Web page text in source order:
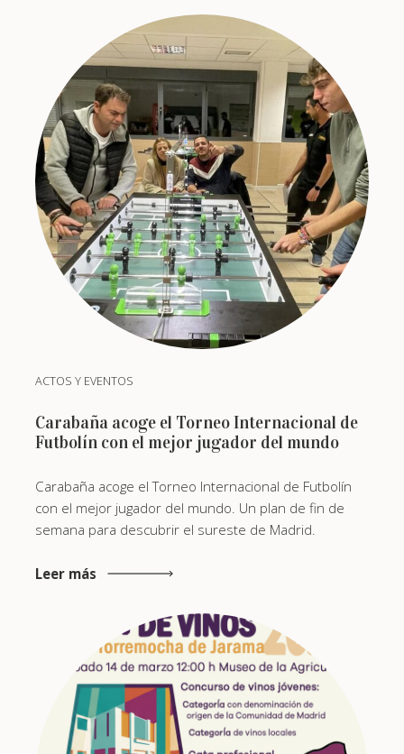
ACTOS Y EVENTOS
Carabaña acoge el Torneo Internacional de
Futbolín con el mejor jugador del mundo
Carabaña acoge el Torneo Internacional de Futbolín
con el mejor jugador del mundo. Un plan de fin de
semana para descubrir el sureste de Madrid.
Leer más